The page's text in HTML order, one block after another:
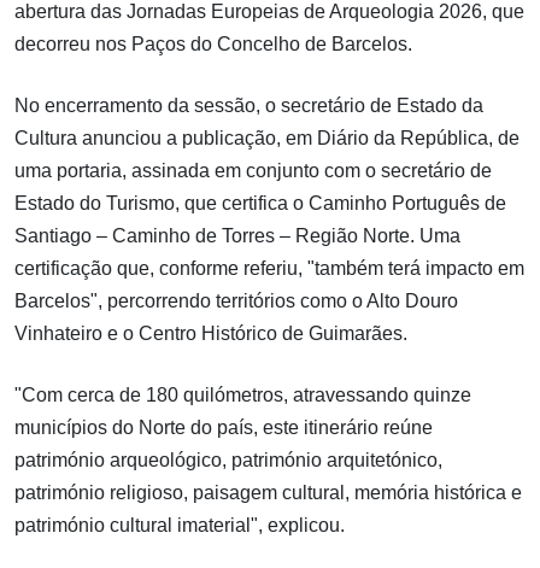
abertura das Jornadas Europeias de Arqueologia 2026, que
decorreu nos Paços do Concelho de Barcelos.
No encerramento da sessão, o secretário de Estado da
Cultura anunciou a publicação, em Diário da República, de
uma portaria, assinada em conjunto com o secretário de
Estado do Turismo, que certifica o Caminho Português de
Santiago – Caminho de Torres – Região Norte. Uma
certificação que, conforme referiu, "também terá impacto em
Barcelos", percorrendo territórios como o Alto Douro
Vinhateiro e o Centro Histórico de Guimarães.
"Com cerca de 180 quilómetros, atravessando quinze
municípios do Norte do país, este itinerário reúne
património arqueológico, património arquitetónico,
património religioso, paisagem cultural, memória histórica e
património cultural imaterial", explicou.